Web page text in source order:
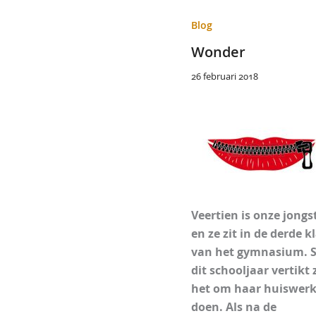
Blog
Wonder
26 februari 2018
Veertien is onze
en ze zit in de derde
van het gymnasium.
dit schooljaar vertikt
het om haar
doen. Als na de